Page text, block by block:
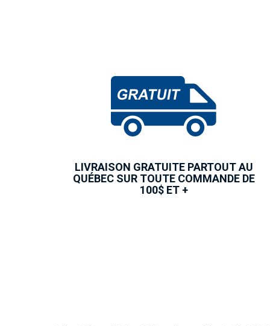
LIVRAISON GRATUITE PARTOUT AU
QUÉBEC SUR TOUTE COMMANDE DE
100$ ET +